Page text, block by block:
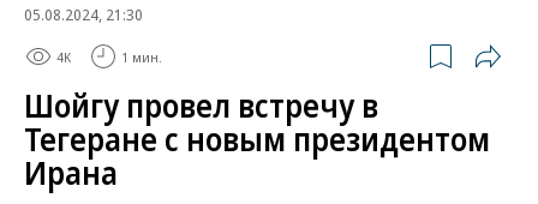
05.08.2024, 21:30
4K 1 мин.
Шойгу провел встречу в
Тегеране с новым президентом
Ирана